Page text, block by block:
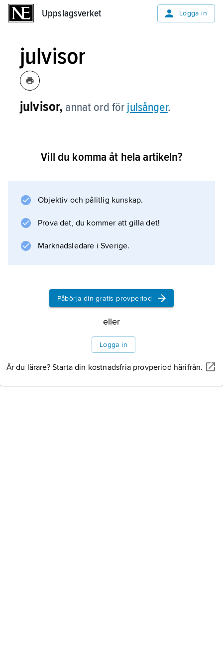
Uppslagsverket Logga in
julvisor
julvisor, annat ord för julsånger.
Vill du komma åt hela artikeln?
Objektiv och pålitlig kunskap.
Prova det, du kommer att gilla det!
Marknadsledare i Sverige.
Påbörja din gratis provperiod
eller
Logga in
Är du lärare? Starta din kostnadsfria provperiod härifrån.